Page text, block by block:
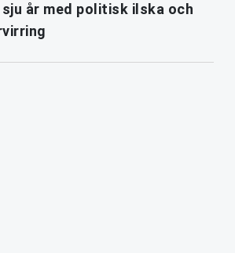
år med politisk ilska och